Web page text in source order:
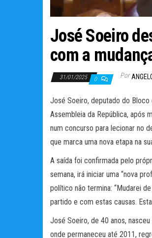
José Soeiro
com a
31/01/2025 0 Por
José Soeiro, deputado do Bloco
Assembleia da República, após
num concurso para lecionar no
que marca uma nova etapa na
A saída foi confirmada pelo
semana, irá iniciar uma “nova
político não termina: “Mudarei
partido e com estas causas.
José Soeiro, de 40 anos,
onde permaneceu até 2011,